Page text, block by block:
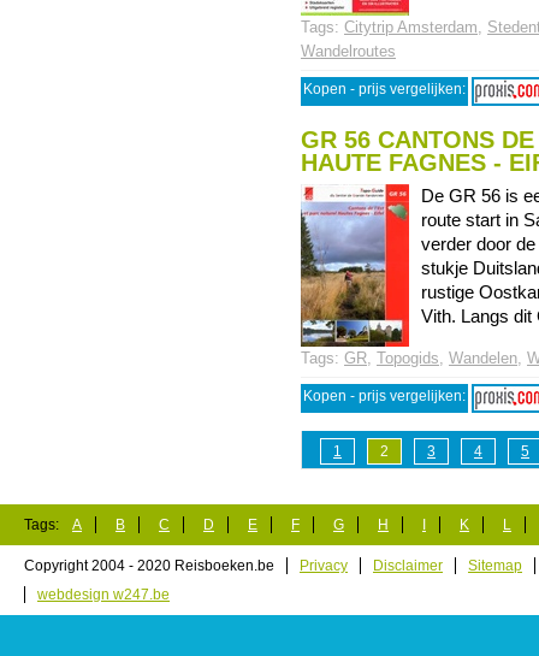
1 2 3 4 5
Tags: Citytrip Amsterdam,
Wandelroutes
Kopen - prijs vergelijken:
GR 56 CANTONS
HAUTE FAGNES -
De GR 56 is
route start in
verder door
stukje
rustige
Vith. Langs
Tags: GR, Topogids, Wandelen,
Kopen - prijs vergelijken:
Tags: A B C D E F G H K L
Copyright 2004 - 2020 Reisboeken.be Privacy Disclaimer
Sitemap
webdesign w247.be